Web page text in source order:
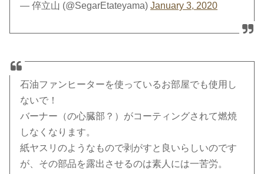
— 倅立山 (@SegarEtateyama)January 3, 2020
石油ファンヒーターを使っているお部屋でも使用し
ないで！
バーナー（の心臓部？）がコーティングされて燃焼
しなくなります。
紙ヤスリのようなもので剥がすと良いらしいのです
が、その部品を露出させるのは素人には一苦労。